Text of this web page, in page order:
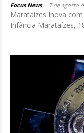
Focus News 7 de agosto
Marataízes Inova
Infância Marataízes,